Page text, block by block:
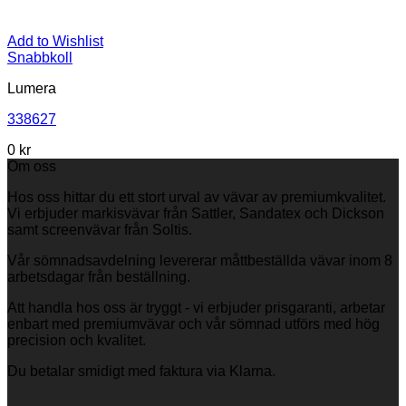
Add to Wishlist
Snabbkoll
Lumera
338627
0 kr
Om oss
Hos oss hittar du ett stort urval av vävar av premiumkvalitet.
Vi erbjuder markisvävar från Sattler, Sandatex och Dickson
samt screenvävar från Soltis.
Vår sömnadsavdelning levererar måttbeställda vävar inom 8
arbetsdagar från beställning.
Att handla hos oss är tryggt - vi erbjuder prisgaranti, arbetar
enbart med premiumvävar och vår sömnad utförs med hög
precision och kvalitet.
Du betalar smidigt med faktura via Klarna.